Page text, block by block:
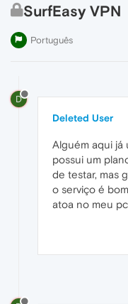
SurfEasy VPN
Português
D
Deleted User
Alguém aqui já
possui um
de testar, mas
o serviço é
atoa no meu